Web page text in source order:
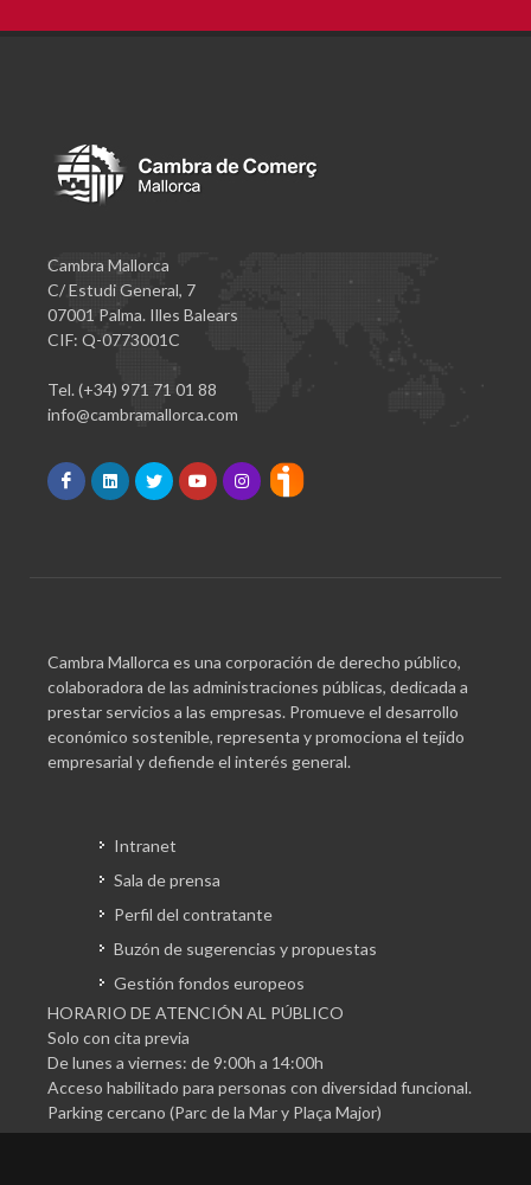
Cambra Mallorca
C/ Estudi General, 7
07001 Palma. Illes Balears
CIF: Q-0773001C
Tel. (+34) 971 71 01 88
info@cambramallorca.com
Cambra Mallorca es una corporación de derecho público,
colaboradora de las administraciones públicas, dedicada a
prestar servicios a las empresas. Promueve el desarrollo
económico sostenible, representa y promociona el tejido
empresarial y defiende el interés general.
Intranet
Sala de prensa
Perfil del contratante
Buzón de sugerencias y propuestas
Gestión fondos europeos
HORARIO DE ATENCIÓN AL PÚBLICO
Solo con cita previa
De lunes a viernes: de 9:00h a 14:00h
Acceso habilitado para personas con diversidad funcional.
Parking cercano (Parc de la Mar y Plaça Major)